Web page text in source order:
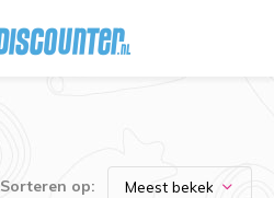
Sorteren op: